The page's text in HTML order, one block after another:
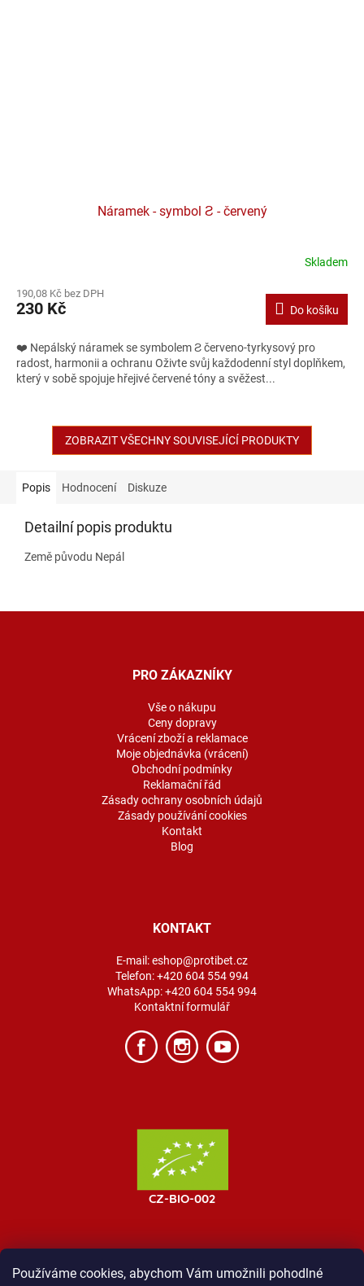
Používáme cookies, abychom Vám umožnili pohodlné
Náramek - symbol Ƨ - červený
Skladem
190,08 Kč bez DPH
230 Kč Do košíku
❤️ Nepálský náramek se symbolem Ƨ červeno-tyrkysový pro
radost, harmonii a ochranu Oživte svůj každodenní styl doplňkem,
který v sobě spojuje hřejivé červené tóny a svěžest...
ZOBRAZIT VŠECHNY SOUVISEJÍCÍ PRODUKTY
Popis Hodnocení Diskuze
Detailní popis produktu
Země původu Nepál
PRO ZÁKAZNÍKY
Vše o nákupu
Ceny dopravy
Vrácení zboží a reklamace
Moje objednávka (vrácení)
Obchodní podmínky
Reklamační řád
Zásady ochrany osobních údajů
Zásady používání cookies
Kontakt
Blog
KONTAKT
E-mail:eshop@protibet.cz
Telefon:+420 604 554 994
WhatsApp:+420 604 554 994
Kontaktní formulář